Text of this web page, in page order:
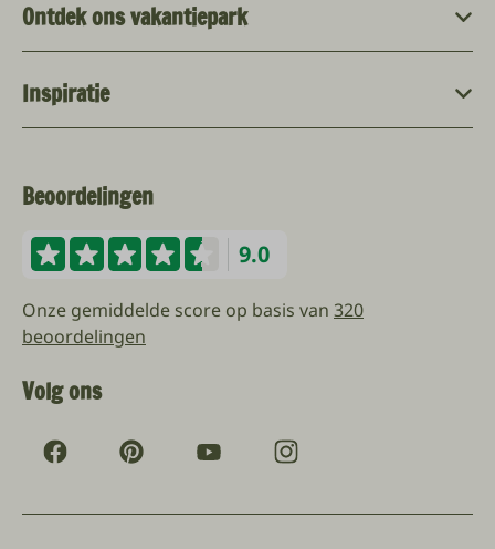
Ontdek ons vakantiepark
Inspiratie
Beoordelingen
9.0
Onze gemiddelde score op basis van 320
beoordelingen
Volg ons